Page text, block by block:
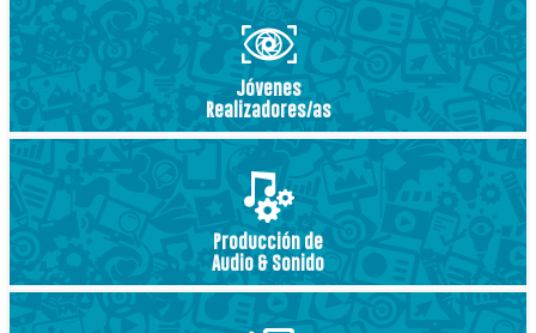
Jóvenes
Realizadores/as
Producción de
Audio & Sonido